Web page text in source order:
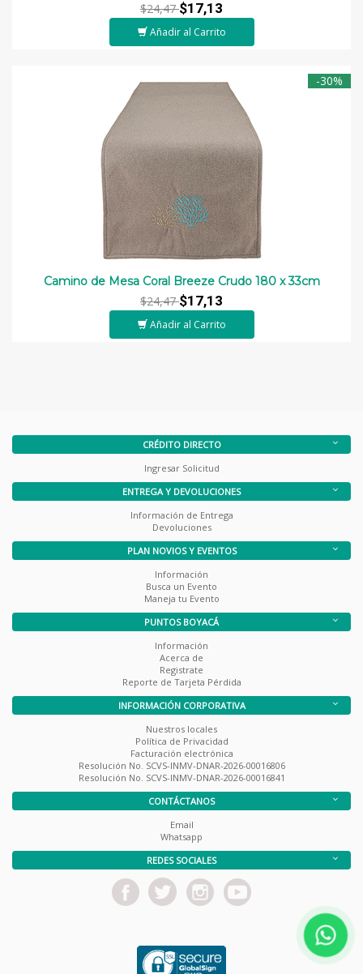
$24,47$17,13
Añadir al Carrito
-30%
Camino de Mesa Coral Breeze Crudo 180 x 33cm
$24,47$17,13
Añadir al Carrito
CRÉDITO DIRECTO
Ingresar Solicitud
ENTREGA Y DEVOLUCIONES
Información de Entrega
Devoluciones
PLAN NOVIOS Y EVENTOS
Información
Busca un Evento
Maneja tu Evento
PUNTOS BOYACÁ
Información
Acerca de
Registrate
Reporte de Tarjeta Pérdida
INFORMACIÓN CORPORATIVA
Nuestros locales
Política de Privacidad
Facturación electrónica
Resolución No. SCVS-INMV-DNAR-2026-00016806
Resolución No. SCVS-INMV-DNAR-2026-00016841
CONTÁCTANOS
Email
Whatsapp
REDES SOCIALES